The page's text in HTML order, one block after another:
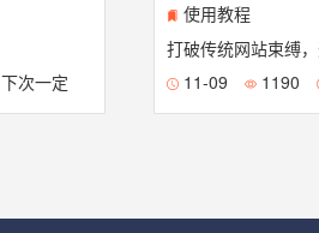
下次一定
使用教程
11-09
1190